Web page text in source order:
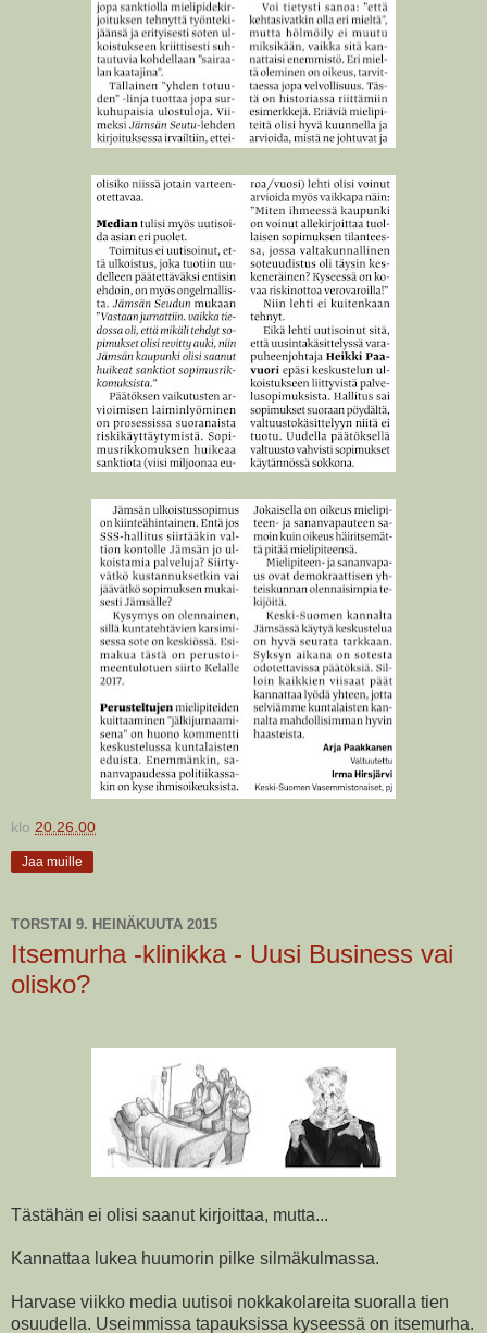
klo 20.26.00
Jaa muille
TORSTAI 9. HEINÄKUUTA 2015
Itsemurha -klinikka - Uusi Business vai
olisko?
Tästähän ei olisi saanut kirjoittaa, mutta...
Kannattaa lukea huumorin pilke silmäkulmassa.
Harvase viikko media uutisoi nokkakolareita suoralla tien
osuudella. Useimmissa tapauksissa kyseessä on itsemurha.